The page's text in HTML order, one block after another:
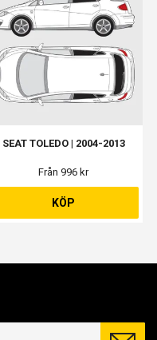
SEAT TOLEDO | 2004-2013
Från 996 kr
KÖP